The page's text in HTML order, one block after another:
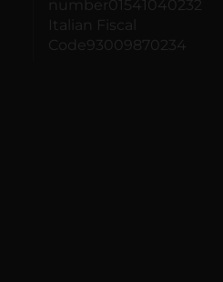
number01541040232
Italian Fiscal
Code93009870234